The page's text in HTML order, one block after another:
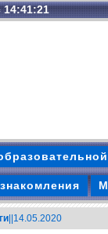
14:41:22
||14.05.2020